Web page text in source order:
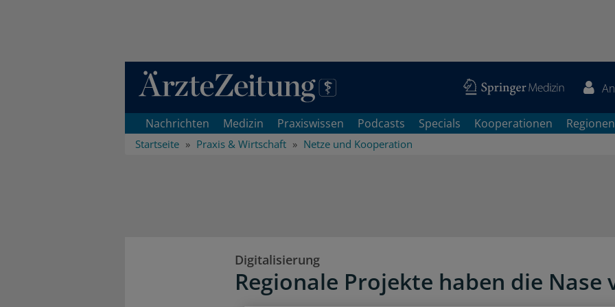
Direkt zum Inhaltsbereich
Nachrichten Medizin Praxiswissen Podcasts Specials Kooperationen Regionen
Startseite Praxis & Wirtschaft Netze und Kooperation
Digitalisierung
Regionale Projekte haben die Nase